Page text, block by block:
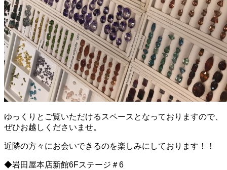
ゆっくりとご覧いただけるスペースとなっておりますので、
ぜひお越しくださいませ。
近隣の方々にお会いできるのを楽しみにしております！！
◆岩田屋本店新館6Fステージ＃6